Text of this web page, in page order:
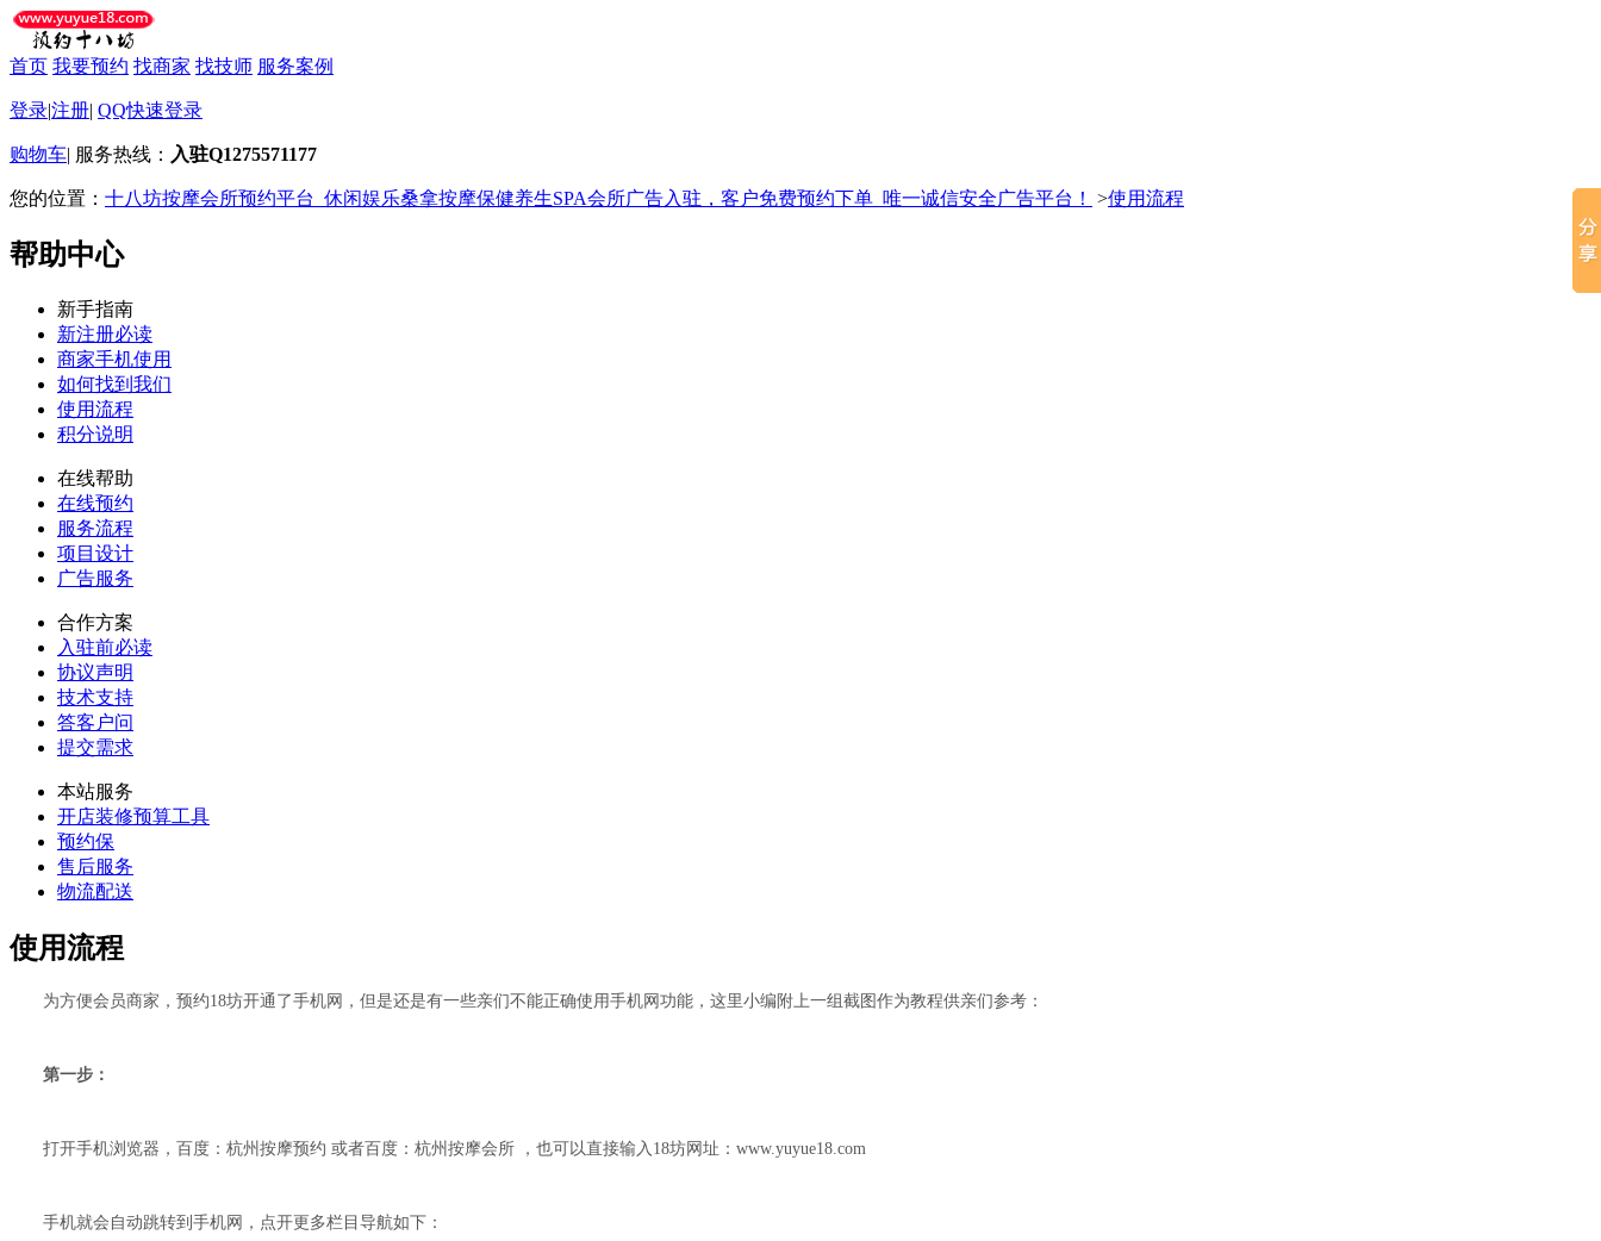
首页 我要预约 找商家 找技师 服务案例
登录|注册| QQ快速登录
购物车| 服务热线： 入驻Q1275571177
您的位置： 十八坊按摩会所预约平台_休闲娱乐桑拿按摩保健养生SPA会所广告入驻，客户免费预约下单_唯一诚信安全广告平台！ >使用流程
帮助中心
新手指南
新注册必读
商家手机使用
如何找到我们
使用流程
积分说明
在线帮助
在线预约
服务流程
项目设计
广告服务
合作方案
入驻前必读
协议声明
技术支持
答客户问
提交需求
本站服务
开店装修预算工具
预约保
售后服务
物流配送
使用流程
为方便会员商家，预约18坊开通了手机网，但是还是有一些亲们不能正确使用手机网功能，这里小编附上一组截图作为教程供亲们参考：
第一步：
打开手机浏览器，百度：杭州按摩预约 或者百度：杭州按摩会所 ，也可以直接输入18坊网址：www.yuyue18.com
手机就会自动跳转到手机网，点开更多栏目导航如下：